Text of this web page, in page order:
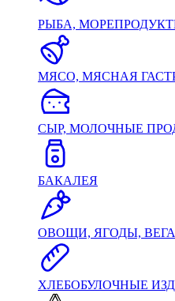
РЫБА,
МЯСО, МЯСНАЯ
СЫР, МОЛОЧНЫЕ
БАКАЛЕЯ
ОВОЩИ, ЯГОДЫ,
ХЛЕБОБУЛОЧНЫЕ